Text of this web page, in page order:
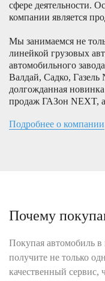
сфере деятельности.
компании является
Мы занимаемся не
линейкой грузовых
автомобильного
Валдай, Садко,
долгожданная
продаж ГАЗон NEXT,
Подробнее о компании
Почему
Покупая автомобиль
получите не только
качественный сервис,